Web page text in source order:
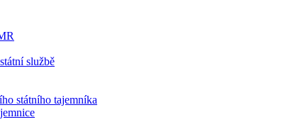
službě
státního tajemníka